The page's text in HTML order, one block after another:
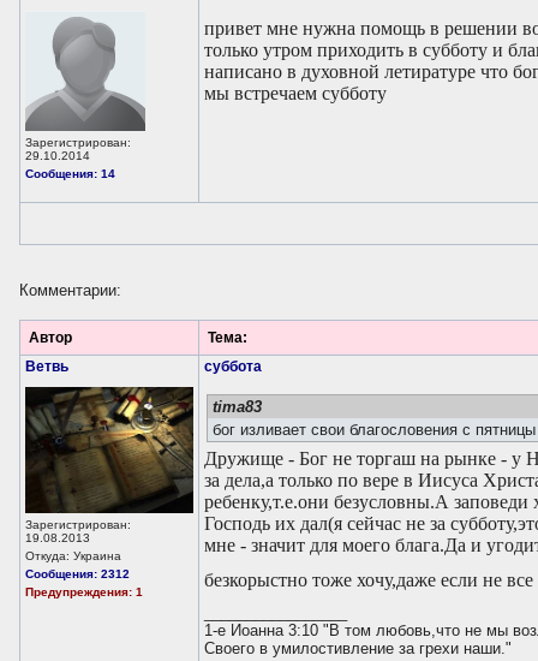
Зарегистрирован:
29.10.2014
Сообщения: 14
привет мне нужна помощь в решении
только утром приходить в субботу и
написано в духовной летиратуре что
мы встречаем субботу
Комментарии:
Автор
Тема:
Ветвь
Зарегистрирован:
19.08.2013
Откуда: Украина
Сообщения: 2312
Предупреждения: 1
суббота
tima83
бог изливает свои благословения с
Дружище - Бог не торгаш на рынке - у
за дела,а только по вере в Иисуса
ребенку,т.е.они безусловны.А
Господь их дал(я сейчас не за
мне - значит для моего блага.Да и
безкорыстно тоже хочу,даже если не
1-е Иоанна 3:10 "В том любовь,что не мы
Своего в умилостивление за грехи наши."